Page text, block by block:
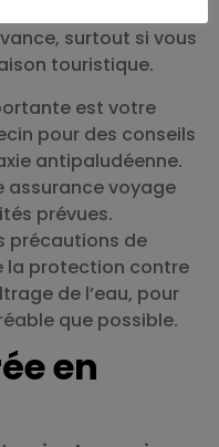
surtout si vous
touristique.
est votre
pour des conseils
antipaludéenne.
assurance voyage
prévues.
précautions de
la protection contre
de l’eau, pour
que possible.
en